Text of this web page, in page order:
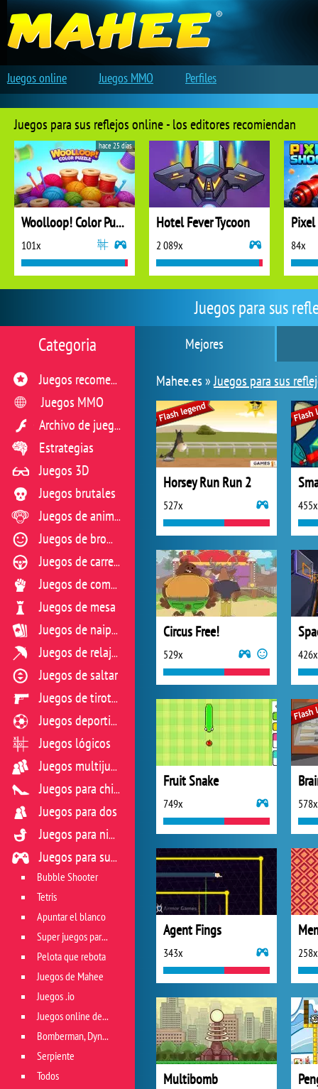
Juegos para sus
Mejores
Mahee.es »Juegos para sus
Horsey Run Run 2
527x 455x
Circus Free!
529x 426x
Fruit Snake
749x 578x
Agent Fings
343x 258x
Multibomb
Categoria
Juegos recomendados
Juegos MMO
Archivo de juegos flash
Estrategias
Juegos 3D
Juegos brutales
Juegos de animales
Juegos de broma
Juegos de carreras
Juegos de combate
Juegos de mesa
Juegos de naipes
Juegos de relajación
Juegos de saltar
Juegos de tiroteo
Juegos deportivos
Juegos lógicos
Juegos multijugador
Juegos para chicas
Juegos para dos
Juegos para niños
Juegos para sus reflejos
Bubble Shooter
Tetris
Apuntar el blanco
Super juegos para reflejos
Pelota que rebota
Juegos de Mahee
Juegos .io
Juegos online de géneros múltiples
Bomberman, Dyna Blaster y Pacman
Serpiente
Todos
Juegos para sus reflejos online - los editores recomiendan
Woolloop! Color Puzzle
101x
hace 25 días
Hotel Fever Tycoon
2 089x 84x
Juegos online Juegos MMO Perfiles